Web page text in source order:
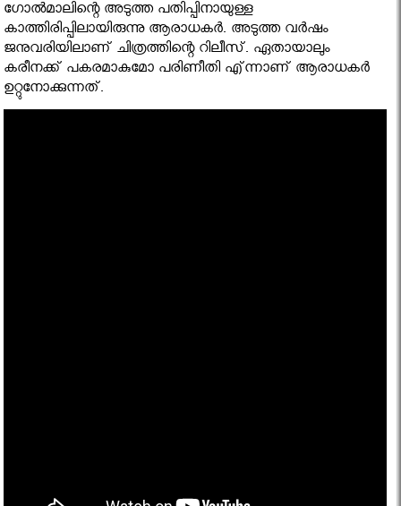
ഗോല്‍മാലിന്റെ അടുത്ത പതിപ്പിനായുള്ള
കാത്തിരിപ്പിലായിരുന്നു ആരാധകര്‍. അടുത്ത വര്‍ഷം
ജനുവരിയിലാണ് ചിത്രത്തിന്റെ റിലീസ്. ഏതായാലും
കരീനക്ക് പകരമാകുമോ പരിണീതി എ്ന്നാണ് ആരാധകര്‍
ഉറ്റുനോക്കുന്നത്.